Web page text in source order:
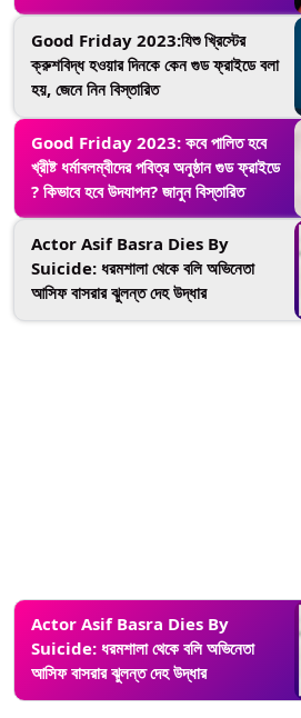
Good Friday 2023:যিশু খ্রিস্টের
ক্রুশবিদ্ধ হওয়ার দিনকে কেন গুড ফ্রাইডে বলা
হয়, জেনে নিন বিস্তারিত
Good Friday 2023: কবে পালিত হবে
খ্রীষ্ট ধর্মাবলম্বীদের পবিত্র অনুষ্ঠান গুড ফ্রাইডে
? কিভাবে হবে উদযাপন? জানুন বিস্তারিত
Actor Asif Basra Dies By
Suicide: ধরমশালা থেকে বলি অভিনেতা
আসিফ বাসরার ঝুলন্ত দেহ উদ্ধার
Actor Asif Basra Dies By
Suicide: ধরমশালা থেকে বলি অভিনেতা
আসিফ বাসরার ঝুলন্ত দেহ উদ্ধার